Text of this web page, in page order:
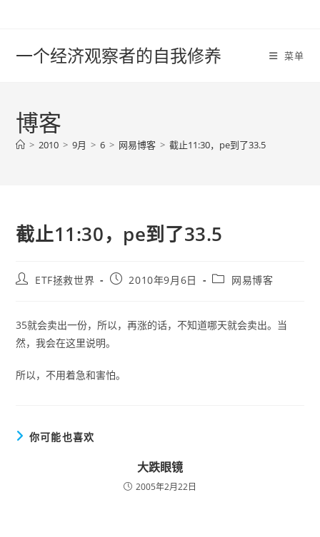
一个经济观察者的自我修养 菜单
博客
> 2010 > 9月 > 6 > 网易博客 > 截止11:30，pe到了33.5
截止11:30，pe到了33.5
PostETF拯救世界
Post2010年9月6日
Post网易博客
35就会卖出一份，所以，再涨的话，不知道哪天就会卖出。当
然，我会在这里说明。
所以，不用着急和害怕。
你可能也喜欢
大跌眼镜
2005年2月22日